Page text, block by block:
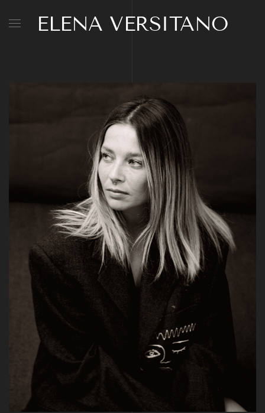
ELENA VERSITANO